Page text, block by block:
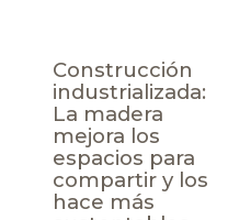
Construcción
industrializada:
La madera
mejora los
espacios para
compartir y los
hace más